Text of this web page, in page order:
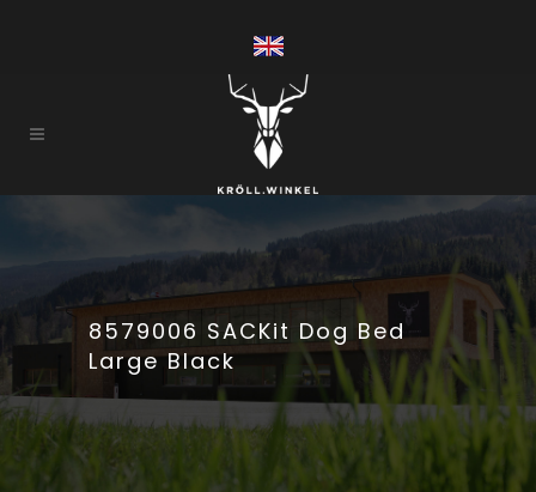
8579006 SACKit Dog Bed
Large Black